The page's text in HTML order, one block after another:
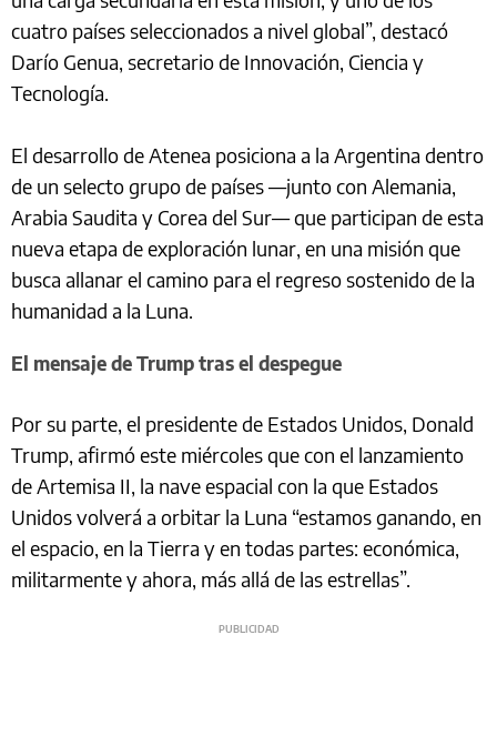
cuatro países seleccionados a nivel global”, destacó
Darío Genua, secretario de Innovación, Ciencia y
Tecnología.
El desarrollo de Atenea posiciona a la Argentina dentro
de un selecto grupo de países —junto con Alemania,
Arabia Saudita y Corea del Sur— que participan de esta
nueva etapa de exploración lunar, en una misión que
busca allanar el camino para el regreso sostenido de la
humanidad a la Luna.
El mensaje de Trump tras el despegue
Por su parte, el presidente de Estados Unidos, Donald
Trump, afirmó este miércoles que con el lanzamiento
de Artemisa II, la nave espacial con la que Estados
Unidos volverá a orbitar la Luna “estamos ganando, en
el espacio, en la Tierra y en todas partes: económica,
militarmente y ahora, más allá de las estrellas”.